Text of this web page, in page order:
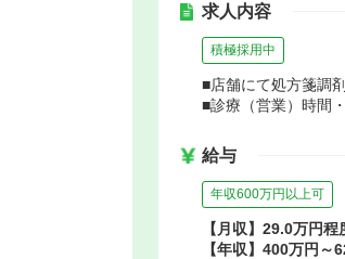
求人内容
積極採用中
■店舗にて処方箋調
■診療（営業）時間
給与
年収600万円以上可
【月収】29.0万円程
【年収】400万円～